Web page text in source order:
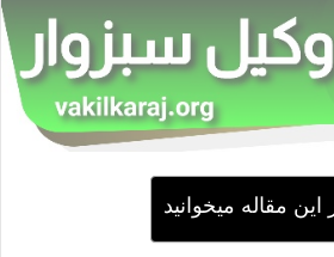
مقاله میخوانید